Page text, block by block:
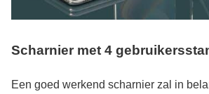
Scharnier met 4
Een goed werkend scharnier zal in